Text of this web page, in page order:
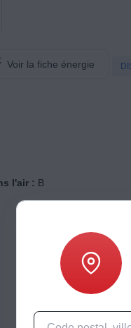
Voir la fiche énergie
l'air : B